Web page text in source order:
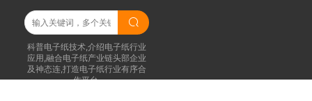
科普电子纸技术,介绍电子纸行业
应用,融合电子纸产业链头部企业
及神态连,打造电子纸行业有序合
作平台.